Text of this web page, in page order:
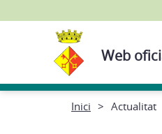
Web
Inici Actualitat